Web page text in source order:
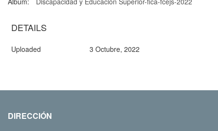
DETAILS
Uploaded 3 Octubre, 2022
DIRECCIÓN